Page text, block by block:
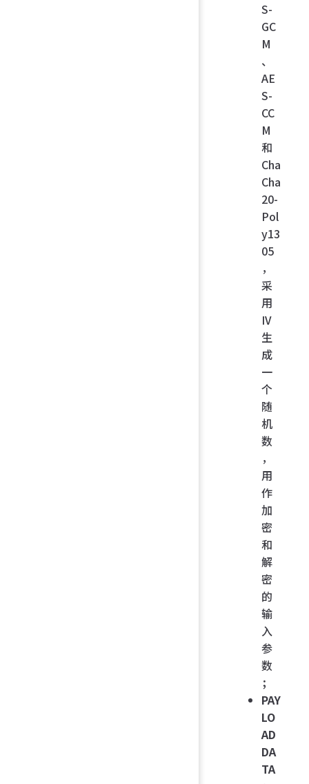
S-
GC
M
、
AE
S-
CC
M
和
Cha
Cha
20-
Pol
y13
05
，
采
用
IV
生
成
一
个
随
机
数
，
用
作
加
密
和
解
密
的
输
入
参
数
；
PAY
LO
AD
DA
TA